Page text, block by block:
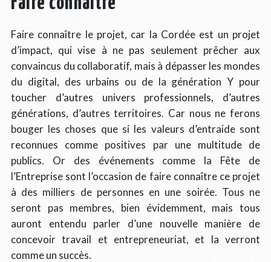
Faire connaître le projet, car la Cordée est un projet
d’impact, qui vise à ne pas seulement prêcher aux
convaincus du collaboratif, mais à dépasser les mondes
du digital, des urbains ou de la génération Y pour
toucher d’autres univers professionnels, d’autres
générations, d’autres territoires. Car nous ne ferons
bouger les choses que si les valeurs d’entraide sont
reconnues comme positives par une multitude de
publics. Or des événements comme la Fête de
l’Entreprise sont l’occasion de faire connaître ce projet
à des milliers de personnes en une soirée. Tous ne
seront pas membres, bien évidemment, mais tous
auront entendu parler d’une nouvelle manière de
concevoir travail et entrepreneuriat, et la verront
comme un succès.